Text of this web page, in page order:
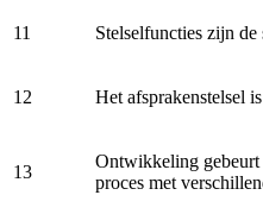
11 Stelselfuncties zijn de
12 Het afsprakenstelsel
13
Ontwikkeling gebeurt
proces met